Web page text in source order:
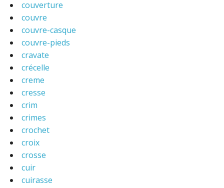
couverture
couvre
couvre-casque
couvre-pieds
cravate
crécelle
creme
cresse
crim
crimes
crochet
croix
crosse
cuir
cuirasse